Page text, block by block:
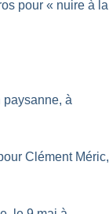
pour « nuire à la
paysanne, à
Clément Méric,